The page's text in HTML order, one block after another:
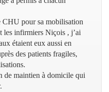
pour sa mobilisation
les infirmiers Niçois , j’ai
étaient eux aussi en
des patients fragiles,
de maintien à domicile qui